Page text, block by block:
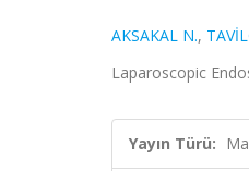
AKSAKAL N.,
Laparoscopic
Yayın Türü: